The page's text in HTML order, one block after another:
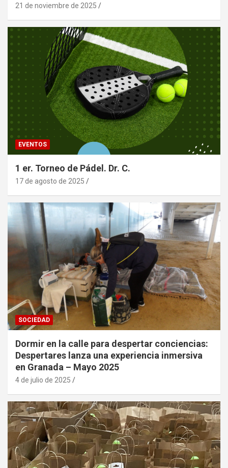
21 de noviembre de 2025
EVENTOS
1 er. Torneo de Pádel. Dr. C.
17 de agosto de 2025
SOCIEDAD
Dormir en la calle para despertar conciencias:
Despertares lanza una experiencia inmersiva
en Granada – Mayo 2025
4 de julio de 2025